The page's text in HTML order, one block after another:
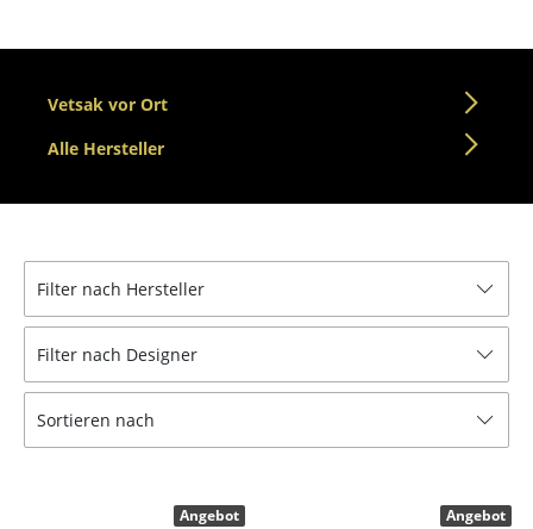
Tische
Esstische
Beistelltische
Vetsak vor Ort
Alle Hersteller
Filter nach Hersteller
Filter nach Designer
Sortieren nach
Angebot Angebot